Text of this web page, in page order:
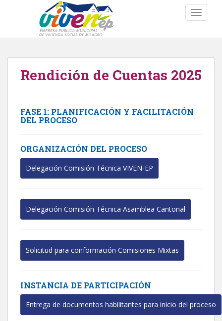
Rendición de Cuentas 2025
FASE 1: PLANIFICACIÓN Y FACILITACIÓN
DEL PROCESO
ORGANIZACIÓN DEL PROCESO
Delegación Comisión Técnica VIVEN-EP
Delegación Comisión Técnica Asamblea Cantonal
Solicitud para conformación Comisiones Mixtas
INSTANCIA DE PARTICIPACIÓN
Entrega de documentos habilitantes para inicio del proceso